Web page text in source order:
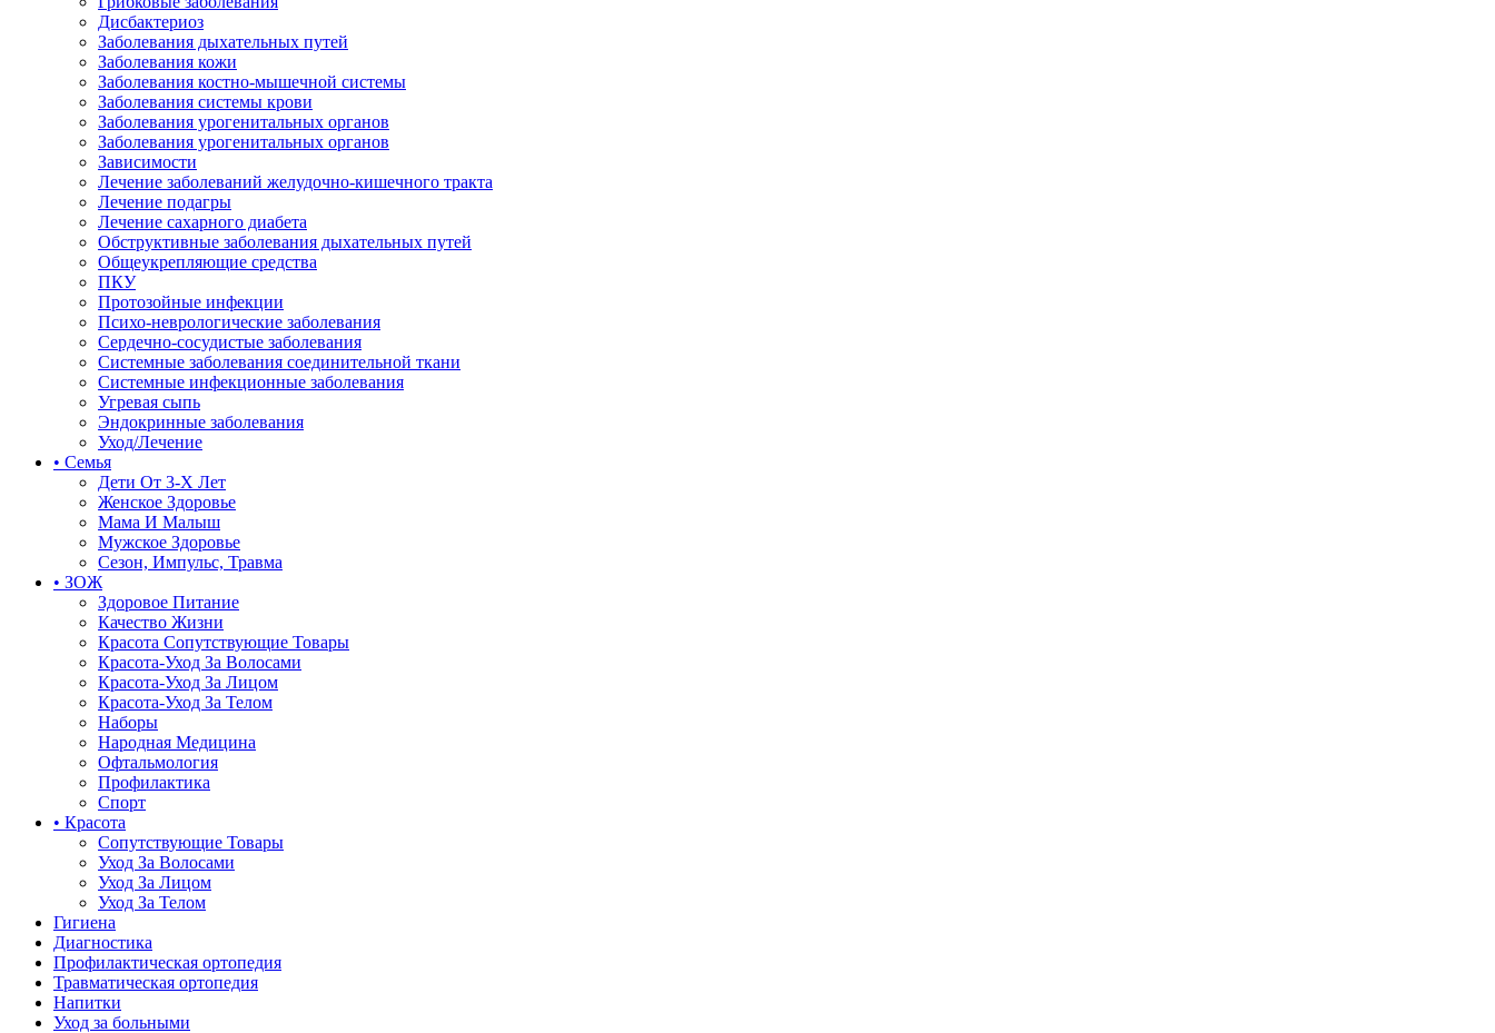
Дисбактериоз
Заболевания дыхательных путей
Заболевания кожи
Заболевания костно-мышечной системы
Заболевания системы крови
Заболевания урогенитальных органов
Заболевания урогенитальных органов
Зависимости
Лечение заболеваний желудочно-кишечного тракта
Лечение подагры
Лечение сахарного диабета
Обструктивные заболевания дыхательных путей
Общеукрепляющие средства
ПКУ
Протозойные инфекции
Психо-неврологические заболевания
Сердечно-сосудистые заболевания
Системные заболевания соединительной ткани
Системные инфекционные заболевания
Угревая сыпь
Эндокринные заболевания
Уход/Лечение
• Семья
Дети От 3-Х Лет
Женское Здоровье
Мама И Малыш
Мужское Здоровье
Сезон, Импульс, Травма
• ЗОЖ
Здоровое Питание
Качество Жизни
Красота Сопутствующие Товары
Красота-Уход За Волосами
Красота-Уход За Лицом
Красота-Уход За Телом
Наборы
Народная Медицина
Офтальмология
Профилактика
Спорт
• Красота
Сопутствующие Товары
Уход За Волосами
Уход За Лицом
Уход За Телом
Гигиена
Диагностика
Профилактическая ортопедия
Травматическая ортопедия
Напитки
Уход за больными